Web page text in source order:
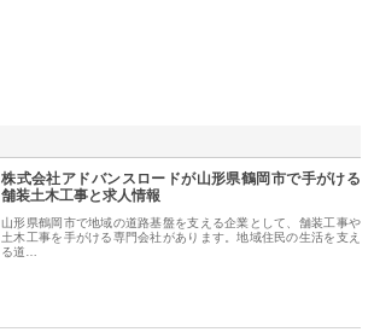
株式会社アドバンスロードが山形県鶴岡市で手がける
舗装土木工事と求人情報
山形県鶴岡市で地域の道路基盤を支える企業として、舗装工事や
土木工事を手がける専門会社があります。地域住民の生活を支え
る道…